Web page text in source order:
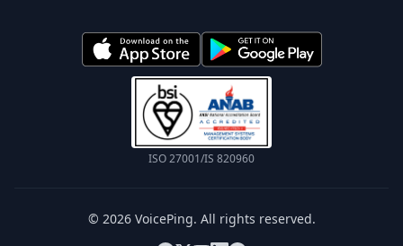
ISO 27001/IS 820960
© 2026 VoicePing. All rights reserved.